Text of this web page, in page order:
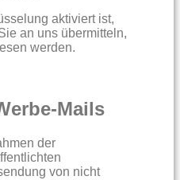
aktiviert ist,
an uns übermitteln,
werden.
Mails
der
von nicht